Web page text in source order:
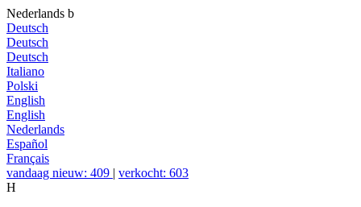
Nederlands b
Deutsch
Deutsch
Deutsch
Italiano
Polski
English
English
Nederlands
Español
Français
vandaag nieuw: 409 | verkocht: 603
H